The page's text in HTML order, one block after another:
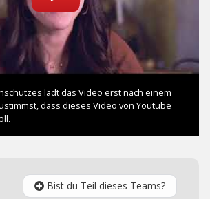
Bist du Teil dieses Teams?